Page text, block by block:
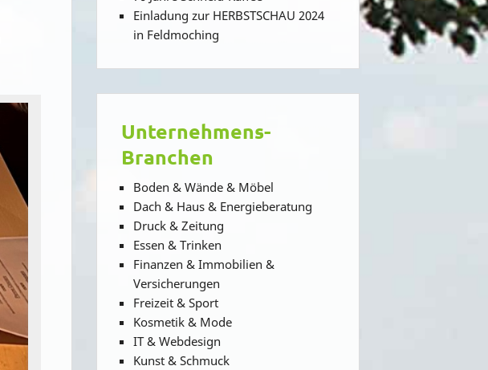
Einladung zur HERBSTSCHAU 2024
in Feldmoching
Unternehmens-
Branchen
Boden & Wände & Möbel
Dach & Haus & Energieberatung
Druck & Zeitung
Essen & Trinken
Finanzen & Immobilien &
Versicherungen
Freizeit & Sport
Kosmetik & Mode
IT & Webdesign
Kunst & Schmuck